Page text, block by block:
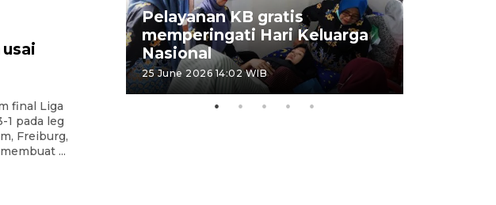
final Liga
1 pada leg
Freiburg,
...
Pelayanan KB gratis
memperingati Hari Keluarga
Nasional
25 June 2026 14:02 WIB